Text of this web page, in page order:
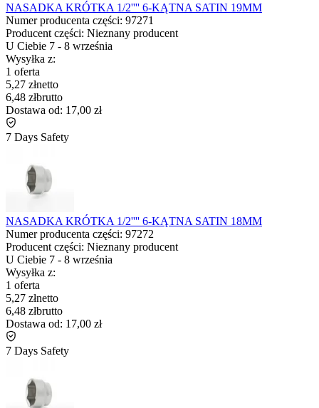
NASADKA KRÓTKA 1/2'''' 6-KĄTNA SATIN 19MM
Numer producenta części: 97271
Producent części: Nieznany producent
U Ciebie 7 - 8 września
Wysyłka z:
1 oferta
5,27 złnetto
6,48 złbrutto
Dostawa od: 17,00 zł
7 Days Safety
NASADKA KRÓTKA 1/2'''' 6-KĄTNA SATIN 18MM
Numer producenta części: 97272
Producent części: Nieznany producent
U Ciebie 7 - 8 września
Wysyłka z:
1 oferta
5,27 złnetto
6,48 złbrutto
Dostawa od: 17,00 zł
7 Days Safety